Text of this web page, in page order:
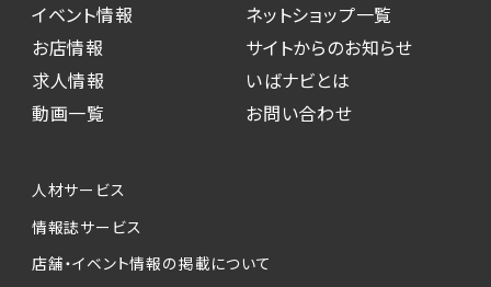
イベント情報
お店情報
求人情報
動画一覧
ネットショップ一覧
サイトからのお知らせ
いばナビとは
お問い合わせ
人材サービス
情報誌サービス
店舗・イベント情報の掲載について